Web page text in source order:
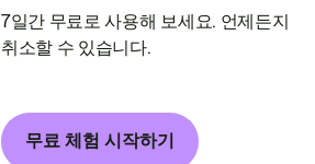
7일간 무료로 사용해 보세요. 언제든지
취소할 수 있습니다.
무료 체험 시작하기